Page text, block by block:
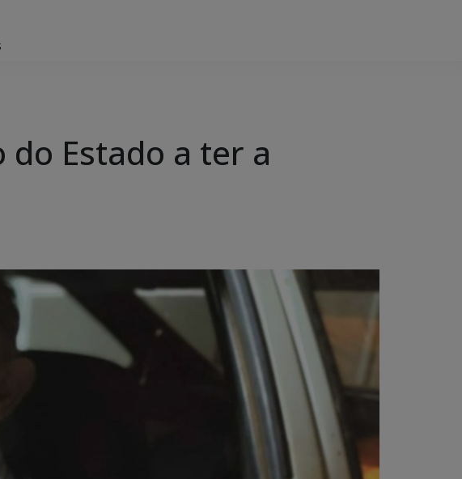
Estado a ter a